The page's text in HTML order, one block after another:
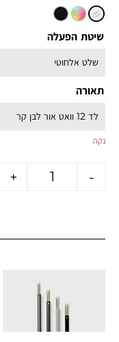
שיטת הפעלה
תאורה
נקה
-
+